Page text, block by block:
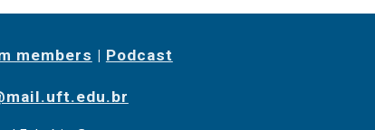
members | Podcast